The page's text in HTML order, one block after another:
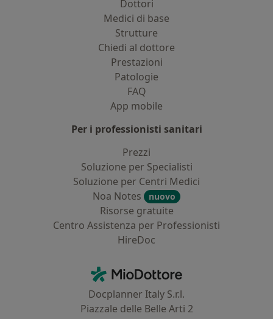
Dottori
Medici di base
Strutture
Chiedi al dottore
Prestazioni
Patologie
FAQ
App mobile
Per i professionisti sanitari
Prezzi
Soluzione per Specialisti
Soluzione per Centri Medici
Noa Notes
nuovo
Risorse gratuite
Centro Assistenza per Professionisti
HireDoc
MioDottore - Homepage
Docplanner Italy S.r.l.
Piazzale delle Belle Arti 2